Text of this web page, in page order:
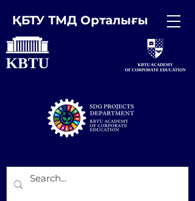
ҚБТУ ТМД Орталығы